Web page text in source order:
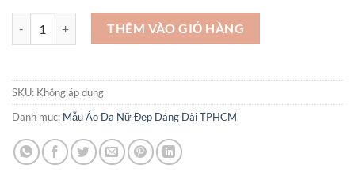
Giá áo da bò nam 2024 - AD75 số lượng
THÊM VÀO GIỎ HÀNG
SKU: Không áp dụng
Danh mục: Mẫu Áo Da Nữ Đẹp Dáng Dài TPHCM